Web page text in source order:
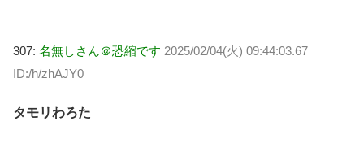
307: 名無しさん＠恐縮です 2025/02/04(火) 09:44:03.67
ID:/h/zhAJY0
タモリわろた